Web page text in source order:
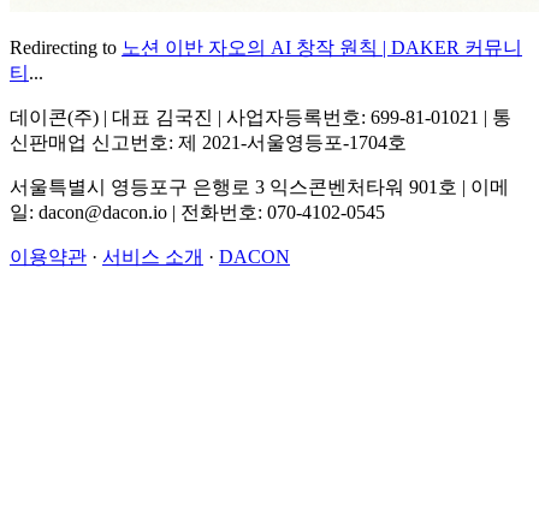
Redirecting to 노션 이반 자오의 AI 창작 원칙 | DAKER 커뮤니
티 ...
데이콘(주) | 대표 김국진 | 사업자등록번호: 699-81-01021 | 통
신판매업 신고번호: 제 2021-서울영등포-1704호
서울특별시 영등포구 은행로 3 익스콘벤처타워 901호 | 이메
일: dacon@dacon.io | 전화번호: 070-4102-0545
이용약관 · 서비스 소개 · DACON